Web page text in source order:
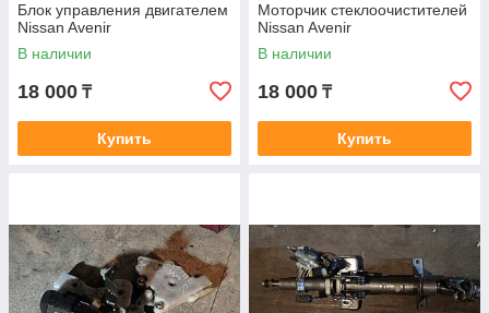
Блок управления двигателем
Nissan Avenir
В наличии
18 000 ₸
Купить
Моторчик стеклоочистителей
Nissan Avenir
В наличии
18 000 ₸
Купить